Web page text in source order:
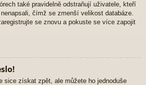
také pravidelně odstraňují uživatele, kteří
čímž se zmenší velikost databáze.
se znovu a pokuste se více zapojit
sice získat zpět, ale můžete ho jednoduše